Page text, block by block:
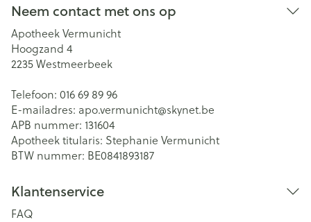
Neem contact met ons op
Apotheek Vermunicht
Hoogzand 4
2235Westmeerbeek
Telefoon: 016 69 89 96
E-mailadres: apo.vermunicht@skynet.be
APB nummer: 131604
Apotheek titularis: Stephanie Vermunicht
BTW nummer: BE0841893187
Klantenservice
FAQ